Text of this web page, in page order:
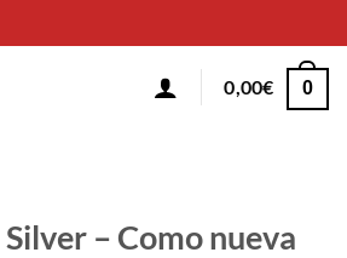
0,00€ 0
– Como nueva